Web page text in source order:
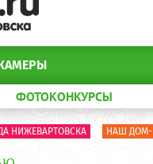
ФОТОКОНКУРСЫ
НИЖЕВАРТОВСКА НАШ